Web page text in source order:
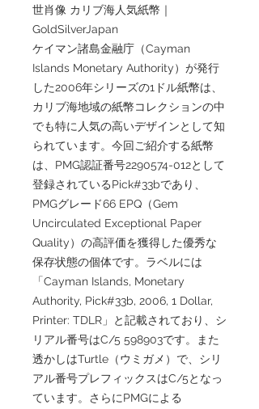
世肖像 カリブ海人気紙幣｜
GoldSilverJapan
ケイマン諸島金融庁（Cayman
Islands Monetary Authority）が発行
した2006年シリーズの1ドル紙幣は、
カリブ海地域の紙幣コレクションの中
でも特に人気の高いデザインとして知
られています。今回ご紹介する紙幣
は、PMG認証番号2290574-012として
登録されているPick#33bであり、
PMGグレード66 EPQ（Gem
Uncirculated Exceptional Paper
Quality）の高評価を獲得した優秀な
保存状態の個体です。ラベルには
「Cayman Islands, Monetary
Authority, Pick#33b, 2006, 1 Dollar,
Printer: TDLR」と記載されており、シ
リアル番号はC/5 598903です。また
透かしはTurtle（ウミガメ）で、シリ
アル番号プレフィックスはC/5となっ
ています。さらにPMGによる